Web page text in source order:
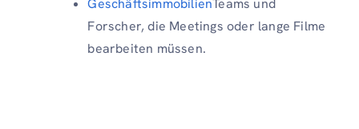
Forscher, die Meetings oder lange Filme
bearbeiten müssen.